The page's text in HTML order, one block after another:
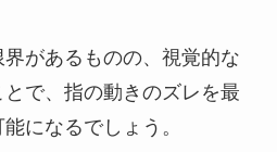
があるものの、視覚的な
で、指の動きのズレを最
になるでしょう。